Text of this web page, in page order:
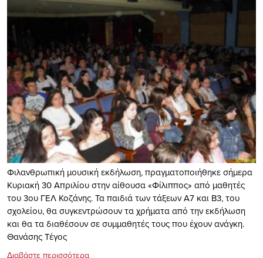
Φιλανθρωπική μουσική εκδήλωση, πραγματοποιήθηκε σήμερα
Κυριακή 30 Απριλίου στην αίθουσα «Φίλιππος» από μαθητές
του 3ου ΓΕΛ Κοζάνης. Τα παιδιά των τάξεων Α7 και Β3, του
σχολείου, θα συγκεντρώσουν τα χρήματα από την εκδήλωση
και θα τα διαθέσουν σε συμμαθητές τους που έχουν ανάγκη.
Θανάσης Τέγος
Διαβάστε περισσότερα